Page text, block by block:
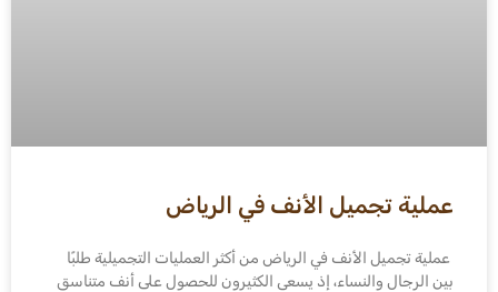
عملية تجميل الأنف في الرياض
عملية تجميل الأنف في الرياض من أكثر العمليات التجميلية طلبًا
بين الرجال والنساء، إذ يسعى الكثيرون للحصول على أنف متناسق